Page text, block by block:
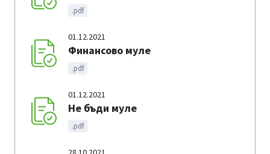
.pdf
01.12.2021
Финансово муле
.pdf
01.12.2021
Не бъди муле
.pdf